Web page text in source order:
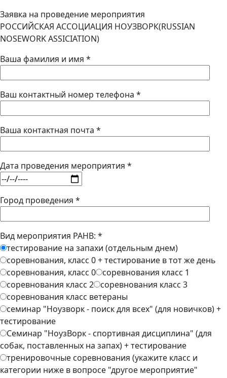
Заявка на проведение мероприятия
РОССИЙСКАЯ АССОЦИАЦИЯ НОУЗВОРК(RUSSIAN
NOSEWORK ASSICIATION)
Ваша фамилия и имя *
Ваш контактный номер телефона *
Ваша контактная почта *
Дата проведения мероприятия *
Город проведения *
Вид мероприятия РАНВ: *
тестирование на запахи (отдельным днем)
соревнования, класс 0 + тестирование в тот же день
соревнования, класс 0
соревнования класс 1
соревнования класс 2
соревнования класс 3
соревнования класс ветераны
семинар "Ноузворк - поиск для всех" (для новичков) +
тестирование
Семинар "НоузВорк - спортивная дисциплина" (для
собак, поставленных на запах) + тестирование
тренировочные соревнования (укажите класс и
категории ниже в вопросе "другое мероприятие"